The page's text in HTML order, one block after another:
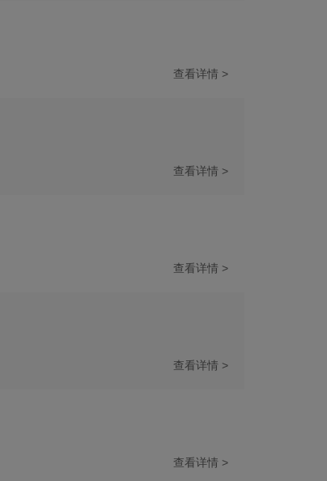
查看详情 >
查看详情 >
查看详情 >
查看详情 >
查看详情 >